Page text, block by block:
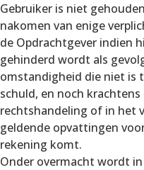
Gebruiker is niet
nakomen van enige
de Opdrachtgever indien
gehinderd wordt als
omstandigheid die niet is
schuld, en noch krachtens
rechtshandeling of in het
geldende opvattingen
rekening komt.
Onder overmacht wordt